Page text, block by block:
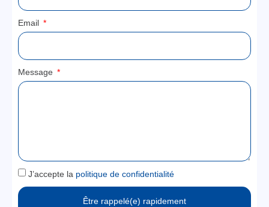
Email
Message
J’accepte la politique de confidentialité
Être rappelé(e) rapidement